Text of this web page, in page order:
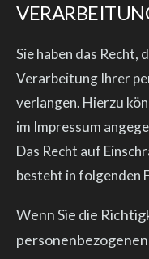
Sie haben das Recht,
Verarbeitung Ihrer
verlangen. Hierzu
im Impressum
Das Recht auf
besteht in folgenden
Wenn Sie die